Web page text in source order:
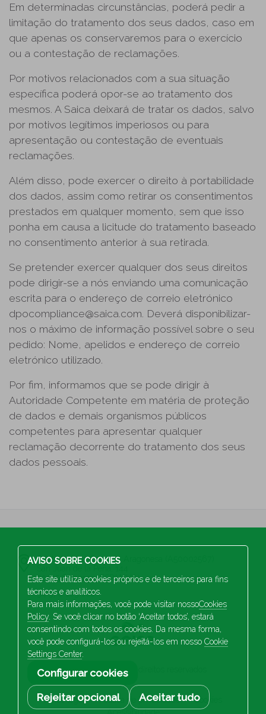
Em determinadas circunstâncias, poderá pedir a
limitação do tratamento dos seus dados, caso em
que apenas os conservaremos para o exercício
ou a contestação de reclamações.
Por motivos relacionados com a sua situação
específica poderá opor-se ao tratamento dos
mesmos. A Saica deixará de tratar os dados, salvo
por motivos legítimos imperiosos ou para
apresentação ou contestação de eventuais
reclamações.
Além disso, pode exercer o direito à portabilidade
dos dados, assim como retirar os consentimentos
prestados em qualquer momento, sem que isso
ponha em causa a licitude do tratamento baseado
no consentimento anterior à sua retirada.
Se pretender exercer qualquer dos seus direitos
pode dirigir-se a nós enviando uma comunicação
escrita para o endereço de correio eletrónico
dpocompliance@saica.com. Deverá disponibilizar-
nos o máximo de informação possível sobre o seu
pedido: Nome, apelidos e endereço de correio
eletrónico utilizado.
Por fim, informamos que se pode dirigir à
Autoridade Competente em matéria de proteção
de dados e demais organismos públicos
competentes para apresentar qualquer
reclamação decorrente do tratamento dos seus
dados pessoais.
S.A Industrias Celulosa Aragonesa (A50002567)
50015 Saragoça (ESPANHA)
34 976 103 100
2026 Saica. Todos os direitos reservados
Aviso legal Política de privacidade
Cookies
AVISO SOBRE COOKIES
Este site utiliza cookies próprios e de terceiros para fins
técnicos e analíticos.
Para mais informações, você pode visitar nossoCookies
Policy. Se você clicar no botão ‘Aceitar todos’, estará
consentindo com todos os cookies. Da mesma forma,
você pode configurá-los ou rejeitá-los em nosso Cookie
Settings Center.
Configurar cookies
Rejeitar opcional
Aceitar tudo